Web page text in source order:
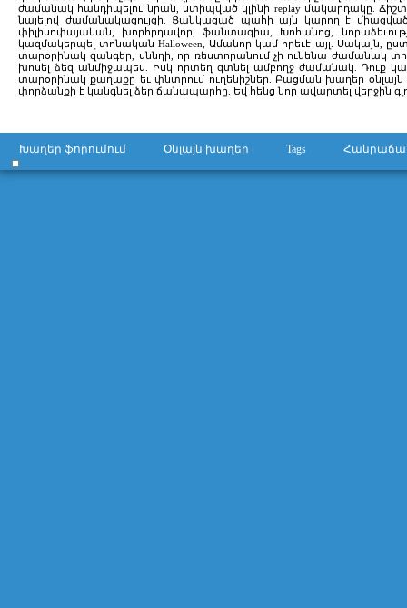
ժամանակ հանդիպելու նրան, ստիպված կլինի replay մակարդակը.
նայելով ժամանակացույցի. Ցանկացած պահի այն կարող է միացված
փիլիսոփայական, խորհրդավոր, ֆանտազիա, Խոհանոց,
կազմակերպել տոնական Halloween, Ամանոր կամ որեւէ այլ. Սակայն,
տարօրինակ զանգեր, սննդի, որ ռեստորանում չի ունենա ժամանակ
խոսել ձեզ անմիջապես. Իսկ որտեղ գտնել ամբողջ ժամանակ. Դուք
տարօրինակ քաղաքը եւ փնտրում ուղենիշներ. Բացման խաղեր օնլայն
փորձանքի է կանգնել ձեր ճանապարհը. Եվ հենց նոր ավարտել վերջին
Խաղեր ֆորումում Օնլայն խաղեր Tags